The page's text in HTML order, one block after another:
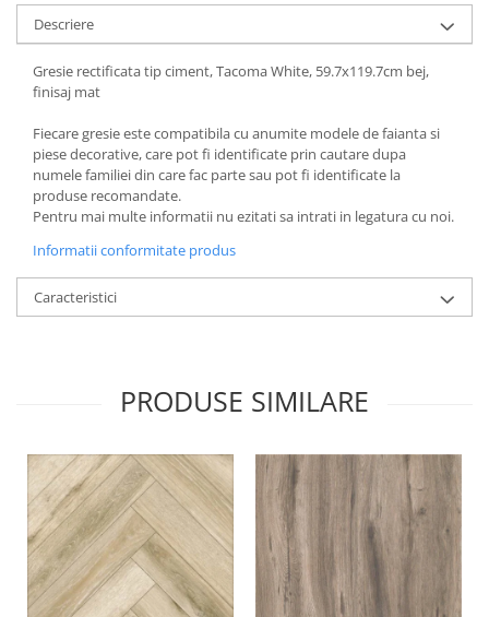
Descriere
Gresie rectificata tip ciment, Tacoma White, 59.7x119.7cm bej,
finisaj mat
Fiecare gresie este compatibila cu anumite modele de faianta si
piese decorative, care pot fi identificate prin cautare dupa
numele familiei din care fac parte sau pot fi identificate la
produse recomandate.
Pentru mai multe informatii nu ezitati sa intrati in legatura cu noi.
Informatii conformitate produs
Caracteristici
PRODUSE SIMILARE